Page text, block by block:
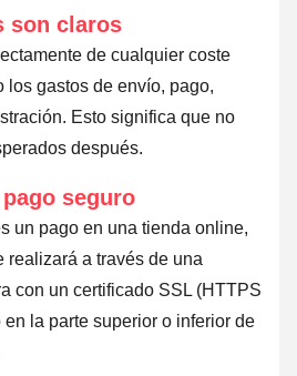
son claros
de cualquier coste
los gastos de envío, pago,
Esto significa que no
después.
seguro
un pago en una tienda online,
realizará a través de una
con un certificado SSL (HTTPS
la parte superior o inferior de